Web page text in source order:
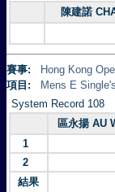
陳建諾
賽事:
Hong Kong
項目:
Mens E
System Record 108
區永揚 AU
1
2
結果